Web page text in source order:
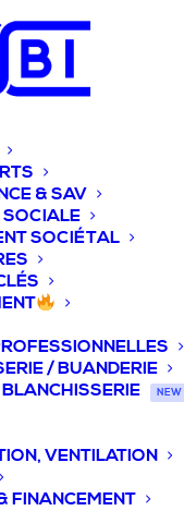
& SAV
SOCIÉTAL
/ BUANDERIE
NEW
VENTILATION
FINANCEMENT